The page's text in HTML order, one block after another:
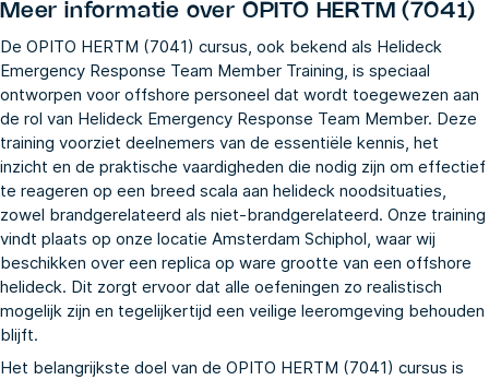
Meer informatie over OPITO HERTM (7041)
De OPITO HERTM (7041) cursus, ook bekend als Helideck
Emergency Response Team Member Training, is speciaal
ontworpen voor offshore personeel dat wordt toegewezen aan
de rol van Helideck Emergency Response Team Member. Deze
training voorziet deelnemers van de essentiële kennis, het
inzicht en de praktische vaardigheden die nodig zijn om effectief
te reageren op een breed scala aan helideck noodsituaties,
zowel brandgerelateerd als niet-brandgerelateerd. Onze training
vindt plaats op onze locatie Amsterdam Schiphol, waar wij
beschikken over een replica op ware grootte van een offshore
helideck. Dit zorgt ervoor dat alle oefeningen zo realistisch
mogelijk zijn en tegelijkertijd een veilige leeromgeving behouden
blijft.
Het belangrijkste doel van de OPITO HERTM (7041) cursus is